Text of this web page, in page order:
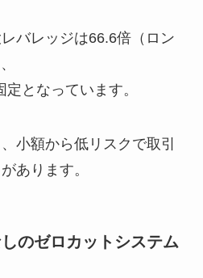
バレッジは66.6倍（ロン
となっています。
小額から低リスクで取引
あります。
のゼロカットシステム